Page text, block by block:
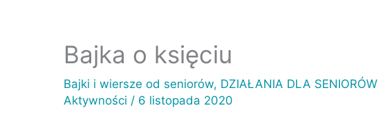
Bajka o księciu
Bajki i wiersze od seniorów, DZIAŁANIA DLA SENIORÓW
Aktywności / 6 listopada 2020